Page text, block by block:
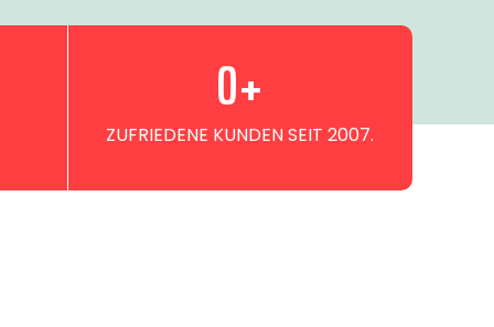
ZUFRIEDENE KUNDEN SEIT 2007.
0+